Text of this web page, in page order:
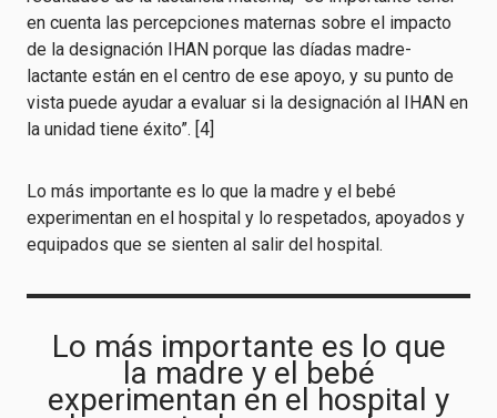
en cuenta las percepciones maternas sobre el impacto
de la designación IHAN porque las díadas madre-
lactante están en el centro de ese apoyo, y su punto de
vista puede ayudar a evaluar si la designación al IHAN en
la unidad tiene éxito”. [4]
Lo más importante es lo que la madre y el bebé
experimentan en el hospital y lo respetados, apoyados y
equipados que se sienten al salir del hospital.
Lo más importante es lo que
la madre y el bebé
experimentan en el hospital y